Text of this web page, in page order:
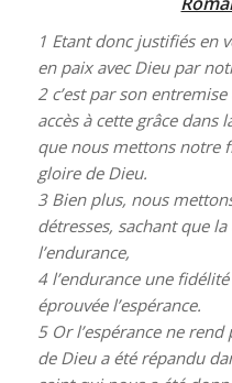
1 Etant donc justifiés en
en paix avec Dieu par
2c’est par son
accès à cette grâce dans
que nous mettons notre
gloire de Dieu.
3Bien plus, nous
détresses, sachant que
l’endurance,
4l’endurance une
éprouvée l’espérance.
5Or l’espérance ne rend
de Dieu a été répandu